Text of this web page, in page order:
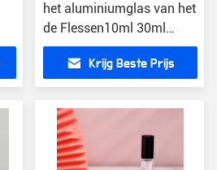
het aluminiumglas van het
de Flessen10ml 30ml
Navulbare Glas van de het
Parfumnevel de
Flessenverstuiver
Krijg Beste Prijs